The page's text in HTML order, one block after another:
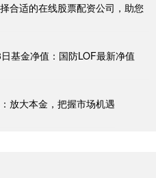
合适的在线股票配资公司，助您
基金净值：国防LOF最新净值
放大本金，把握市场机遇